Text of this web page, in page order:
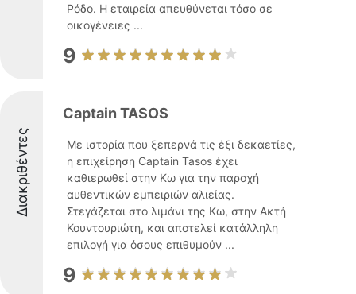
Ρόδο. Η εταιρεία απευθύνεται τόσο σε
οικογένειες ...
9
Διακριθέντες
Captain TASOS
Με ιστορία που ξεπερνά τις έξι δεκαετίες,
η επιχείρηση Captain Tasos έχει
καθιερωθεί στην Κω για την παροχή
αυθεντικών εμπειριών αλιείας.
Στεγάζεται στο λιμάνι της Κω, στην Ακτή
Κουντουριώτη, και αποτελεί κατάλληλη
επιλογή για όσους επιθυμούν ...
9